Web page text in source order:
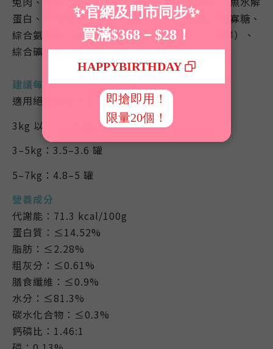
蛋白、洋車前子、蛋黄、亞麻籽粉、牛磺酸、果寡糖、
綜合氨基酸、綜合維生素（A、D3、E、K3、B群）、
綜合礦物質（鐵、銅、錳、鋅、碘、硒）
建議每日食量
適用絕育及室內貓，依體重調整：
3kg 以下：2.5 罐
3–5kg：3.5–3.6 罐
5–7kg：4.8–5 罐
營養成分
代謝能：71.3 kcal/100g
蛋白質：≤14.52%
脂肪：≤2.28%
粗灰分：≤0.61%
膳食纖維：≤0.9%
水分：≤81.3%
碳水化合物：≤0.3%
鈣磷比：1.46:1